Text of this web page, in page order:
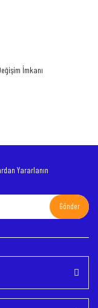
İmkanı
Yararlanın
Gönder